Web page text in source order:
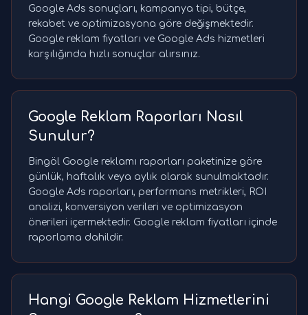
Google Ads sonuçları, kampanya tipi, bütçe,
rekabet ve optimizasyona göre değişmektedir.
Google reklam fiyatları ve Google Ads hizmetleri
karşılığında hızlı sonuçlar alırsınız.
Google Reklam Raporları Nasıl
Sunulur?
Bingöl Google reklamı raporları paketinize göre
günlük, haftalık veya aylık olarak sunulmaktadır.
Google Ads raporları, performans metrikleri, ROI
analizi, konversiyon verileri ve optimizasyon
önerileri içermektedir. Google reklam fiyatları içinde
raporlama dahildir.
Hangi Google Reklam Hizmetlerini